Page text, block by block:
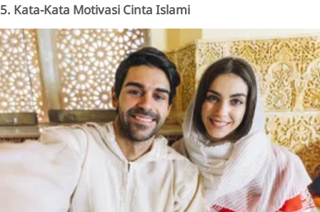
5. Kata-Kata Motivasi Cinta Islami